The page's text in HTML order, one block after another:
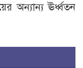
অন্যান্য ঊর্ধ্বতন